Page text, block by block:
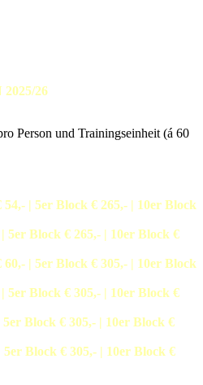
26
Person und Trainingseinheit (á 60
54,- | 5er Block € 265,- | 10er Block
| 5er Block € 265,- | 10er Block €
60,- | 5er Block € 305,- | 10er Block
| 5er Block € 305,- | 10er Block €
5er Block € 305,- | 10er Block €
5er Block € 305,- | 10er Block €